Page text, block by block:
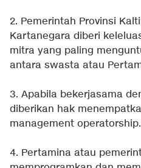
2. Pemerintah Provinsi
Kartanegara diberi
mitra yang paling
antara swasta atau
3. Apabila bekerjasama
diberikan hak
management operatorship.
4. Pertamina atau